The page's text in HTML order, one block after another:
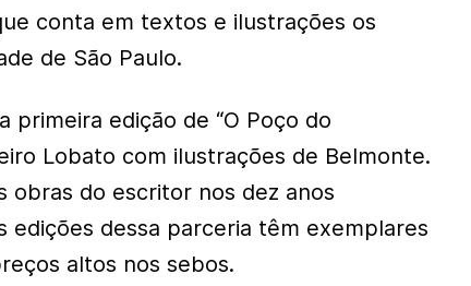
conta em textos e ilustrações os
de São Paulo.
primeira edição de “O Poço do
Lobato com ilustrações de Belmonte.
obras do escritor nos dez anos
edições dessa parceria têm exemplares
altos nos sebos.